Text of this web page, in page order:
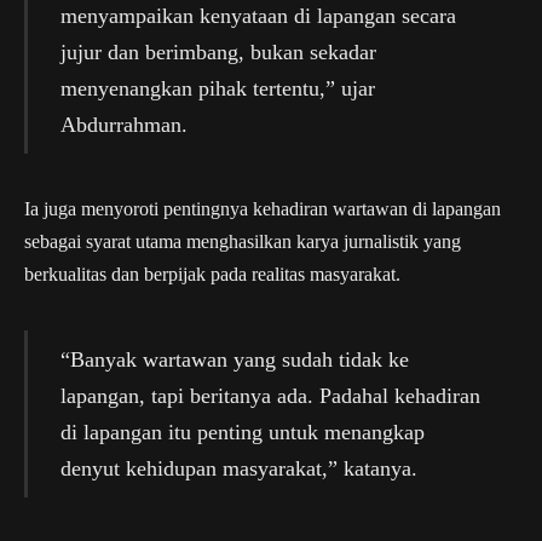
menyampaikan kenyataan di lapangan secara
jujur dan berimbang, bukan sekadar
menyenangkan pihak tertentu,” ujar
Abdurrahman.
Ia juga menyoroti pentingnya kehadiran wartawan di lapangan
sebagai syarat utama menghasilkan karya jurnalistik yang
berkualitas dan berpijak pada realitas masyarakat.
“Banyak wartawan yang sudah tidak ke
lapangan, tapi beritanya ada. Padahal kehadiran
di lapangan itu penting untuk menangkap
denyut kehidupan masyarakat,” katanya.